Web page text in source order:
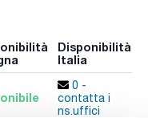
Disponibilità
Italia
0 -
contatta i
ns.uffici